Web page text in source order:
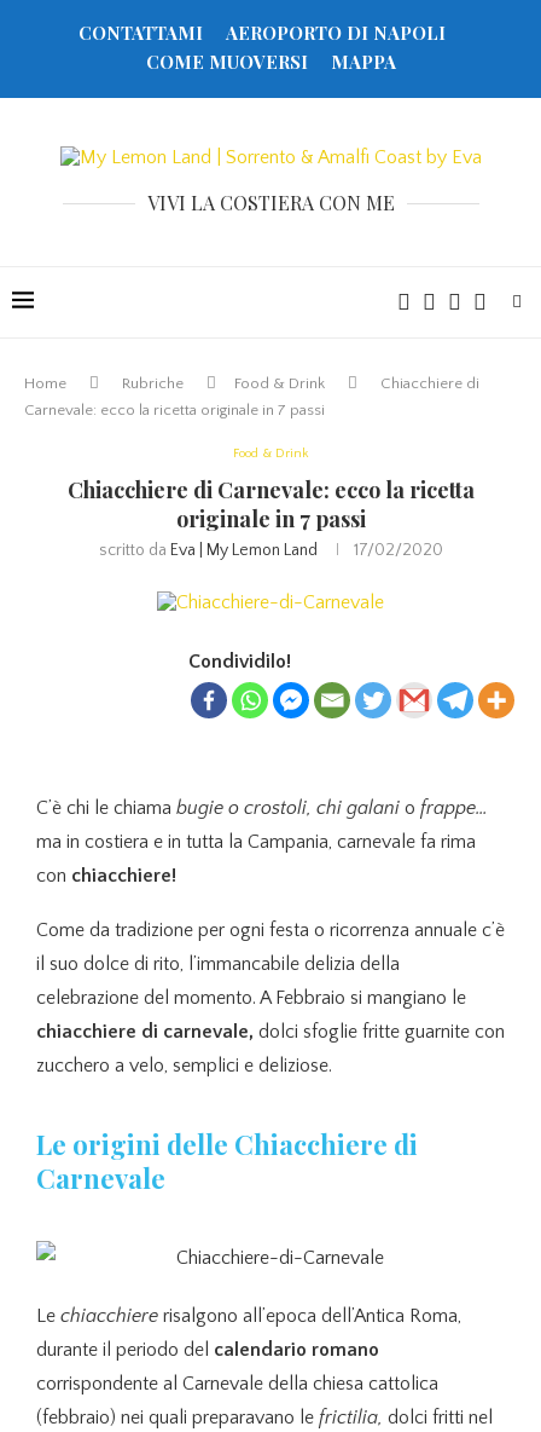
CONTATTAMI
AEROPORTO DI NAPOLI
COME MUOVERSI
MAPPA
VIVI LA COSTIERA CON ME
Home Rubriche Food & Drink
Chiacchiere di
Carnevale: ecco la ricetta originale in 7 passi
Food & Drink
Chiacchiere di Carnevale: ecco la ricetta
originale in 7 passi
scritto da Eva | My Lemon Land 17/02/2020
Condividilo!
C’è chi le chiama bugie o crostoli, chi galani o frappe…
ma in costiera e in tutta la Campania, carnevale fa rima
con chiacchiere!
Come da tradizione per ogni festa o ricorrenza annuale c’è
il suo dolce di rito, l’immancabile delizia della
celebrazione del momento. A Febbraio si mangiano le
chiacchiere di carnevale, dolci sfoglie fritte guarnite con
zucchero a velo, semplici e deliziose.
Le origini delle Chiacchiere di
Carnevale
Le chiacchiere risalgono all’epoca dell’Antica Roma,
durante il periodo del calendario romano
corrispondente al Carnevale della chiesa cattolica
(febbraio) nei quali preparavano le frictilia, dolci fritti nel